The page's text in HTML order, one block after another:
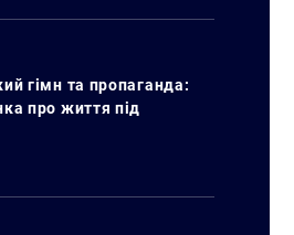
гімн та пропаганда:
про життя під